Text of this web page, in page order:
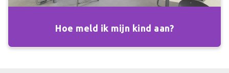
Hoe meld ik mijn kind aan?